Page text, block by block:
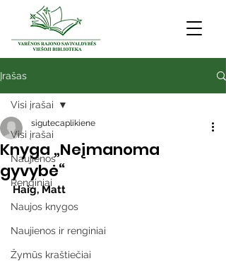
Įrašas
Visi įrašai
Naujienos
Renginiai
Naujos knygos
Naujienos ir renginiai
Žymūs kraštiečiai
Visi įrašai
Knyga „Neįmanoma
gyvybė“
sigutecaplikiene
Haig, Matt